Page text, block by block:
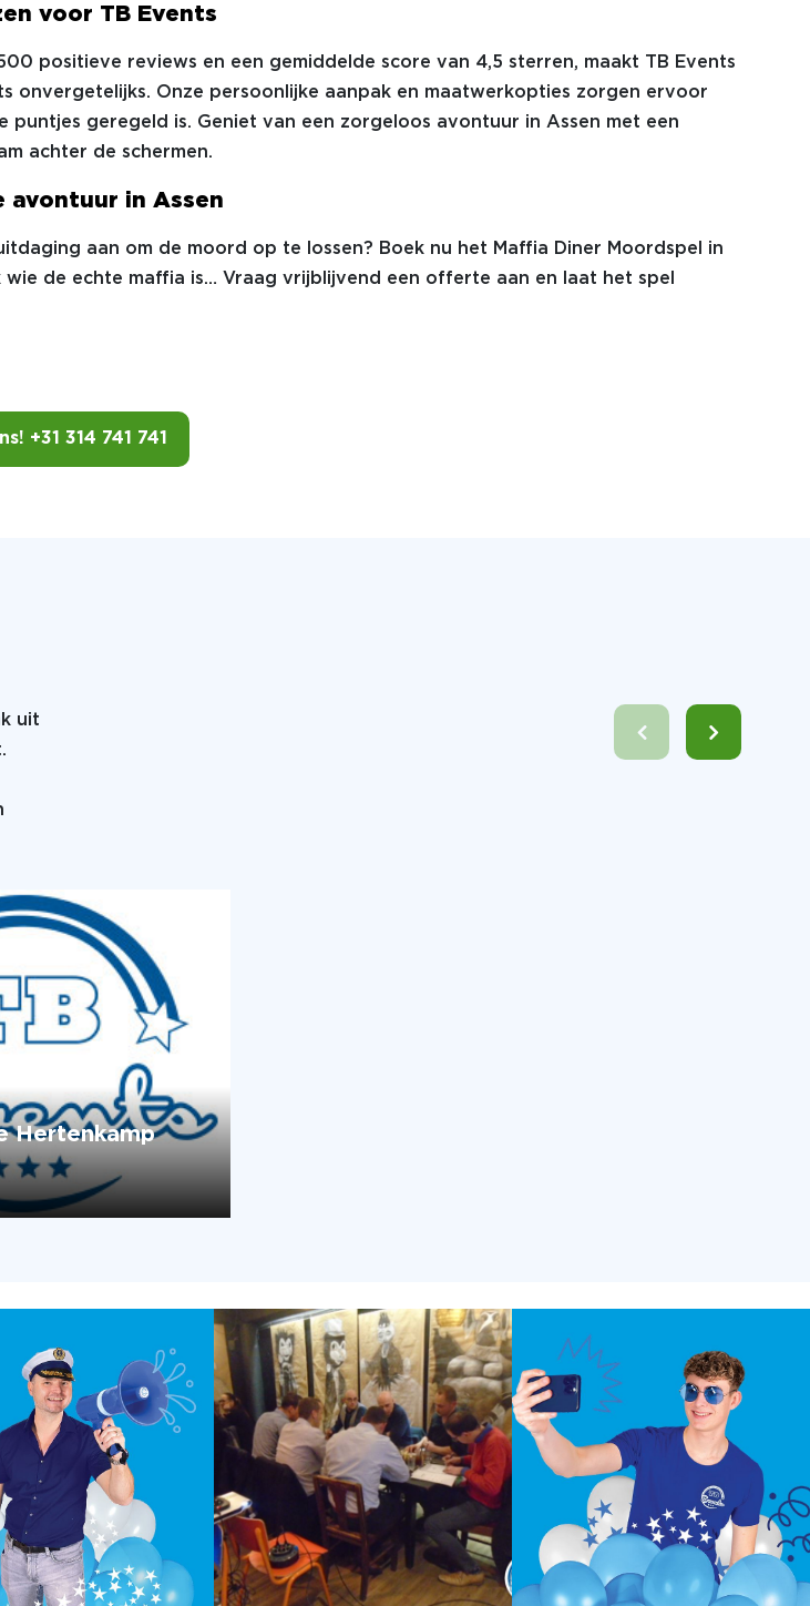
voor TB Events
positieve reviews en een gemiddelde score van 4,5 sterren, maakt TB Events
onvergetelijks. Onze persoonlijke aanpak en maatwerkopties zorgen ervoor
puntjes geregeld is. Geniet van een zorgeloos avontuur in Assen met een
achter de schermen.
avontuur in Assen
aan om de moord op te lossen? Boek nu het Maffia Diner Moordspel in
wie de echte maffia is… Vraag vrijblijvend een offerte aan en laat het spel
+31 314 741 741
uit
Hertenkamp